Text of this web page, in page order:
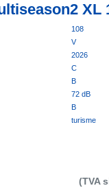
XL
108
V
2026
C
B
72 dB
B
turisme
(TVA